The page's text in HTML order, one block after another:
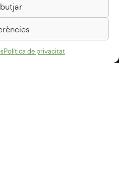
Política de privacitat
1